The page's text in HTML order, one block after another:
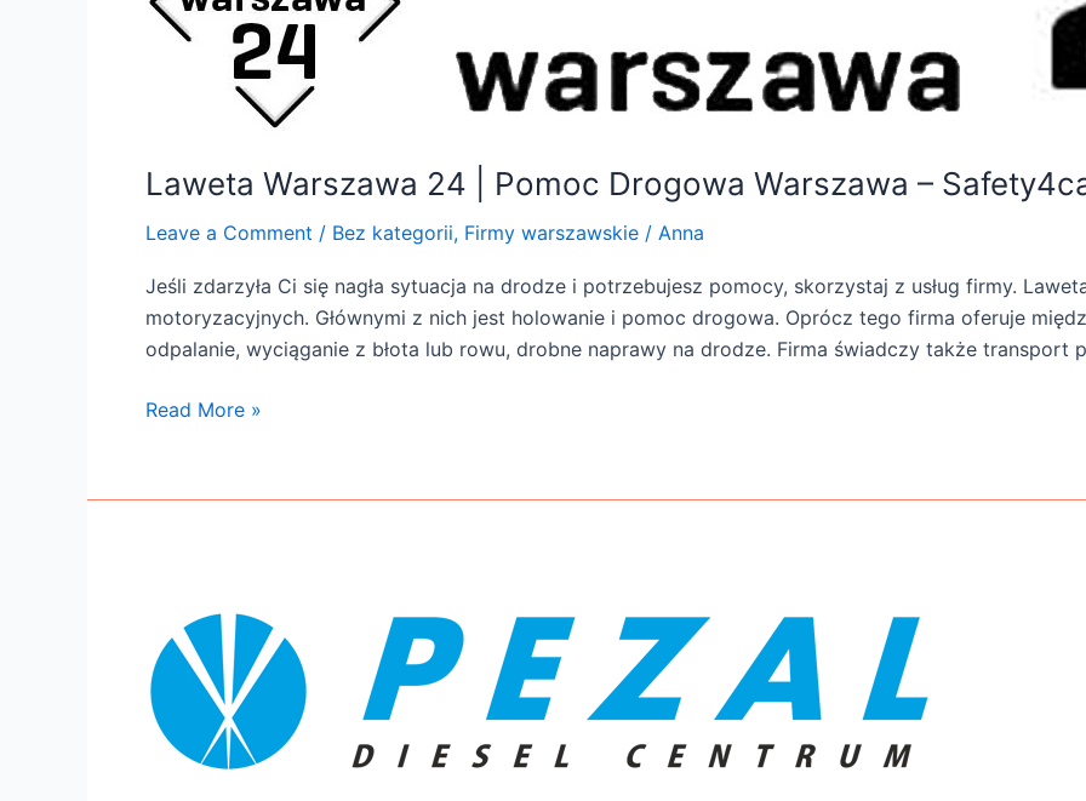
Laweta Warszawa 24 | Pomoc Drogowa Warszawa –
Leave a Comment / Bez kategorii, Firmy warszawskie / Anna
Jeśli zdarzyła Ci się nagła sytuacja na drodze i potrzebujesz pomocy, skorzystaj z usług firmy.
motoryzacyjnych. Głównymi z nich jest holowanie i pomoc drogowa. Oprócz tego firma oferuje
odpalanie, wyciąganie z błota lub rowu, drobne naprawy na drodze. Firma świadczy także transport
Pomoc
Drogowa
Warszawa
Read More »
Diesel
Centrum